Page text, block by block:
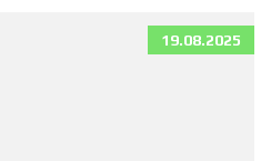
19.08.2025